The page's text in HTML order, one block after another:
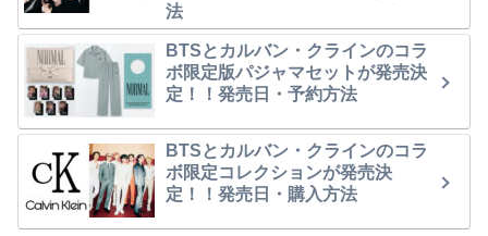
法
BTSとカルバン・クラインのコラ
ボ限定版パジャマセットが発売決
定！！発売日・予約方法
BTSとカルバン・クラインのコラ
ボ限定コレクションが発売決
定！！発売日・購入方法